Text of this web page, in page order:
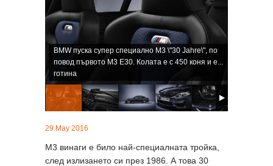
BMW пуска супер специално M3 \"30 Jahre\", по
повод първото M3 E30. Колата е с 450 коня и е...
готина
29 May 2016
М3 винаги е било най-специалната тройка,
след излизането си през 1986. А това 30